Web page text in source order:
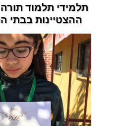
תלמידי תלמוד תורה
ההצטיינות בבתי